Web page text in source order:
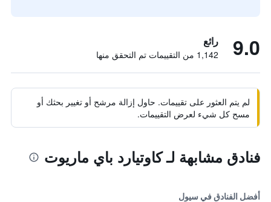
9.0 رائع
1,142 من التقييمات تم التحقق منها
لم يتم العثور على تقييمات. حاول إزالة مرشح أو تغيير بحثك أو
مسح كل شيء لعرض التقييمات.
فنادق مشابهة لـ كاوتيارد باي ماريوت
أفضل الفنادق في سيول